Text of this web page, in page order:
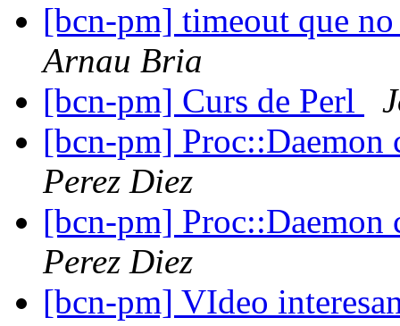
[bcn-pm] timeout que
Arnau Bria
[bcn-pm] Curs de Perl
[bcn-pm]
Perez Diez
[bcn-pm]
Perez Diez
[bcn-pm] VIdeo